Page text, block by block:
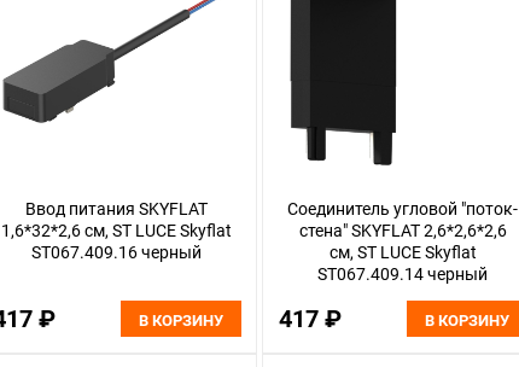
Ввод питания SKYFLAT
1,6*32*2,6 см, ST LUCE Skyflat
ST067.409.16 черный
₽ В КОРЗИНУ
Соединитель угловой "поток-
стена" SKYFLAT 2,6*2,6*2,6
см, ST LUCE Skyflat
ST067.409.14 черный
417 ₽ В КОРЗИНУ